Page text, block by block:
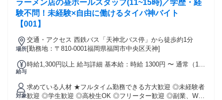
績：月平均残業時間13.25h以下）
や、 エリアマネージャーや 本社戦略チームへの抜擢などの可
能性も。
ラーメン店の昼ホールスタッフ(11~15時)／学歴・経
験不問！未経験×自由に働けるタイパ神バイト
【001】
場所
交通・アクセス 西鉄バス「天神北バス停」から徒歩約1分
[勤務地：〒810-0001福岡県福岡市中央区天神]
給与
時給1,300円以上 給与詳細 基本給：時給 1300円 〜 通常（11
＋100円 ・1000時間達成ごとに時給＋20円 ・22時～/時給＋
25％ ・稼働分前払い可（規定有）
対象
求めている人材 ★フルタイム勤務できる方大歓迎 ◎未経験者
歓迎 ◎学生歓迎 ◎高校生OK ◎フリーター歓迎 ◎副業、Wワ